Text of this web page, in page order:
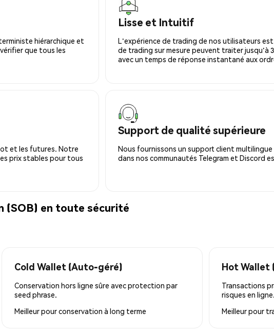
hiérarchique et
que tous les
Lisse et Intuitif
L'expérience de trading de nos utilisateurs
de trading sur mesure peuvent traiter jusqu'à
avec un temps de réponse instantané aux
et les futures. Notre
prix stables pour tous
Support de qualité supérieure
Nous fournissons un support client
dans nos communautés Telegram et Discord
(SOB) en toute sécurité
Cold Wallet (Auto-géré)
Conservation hors ligne sûre avec protection par
seed phrase.
Meilleur pourconservation à long terme
Hot Wallet
Transactions
risques en ligne.
Meilleur pour